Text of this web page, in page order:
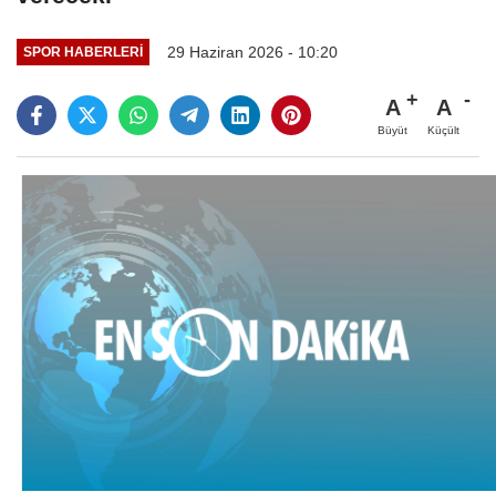
SPOR HABERLERI 29 Haziran 2026 - 10:20
A
Büyüt
A
Küçült